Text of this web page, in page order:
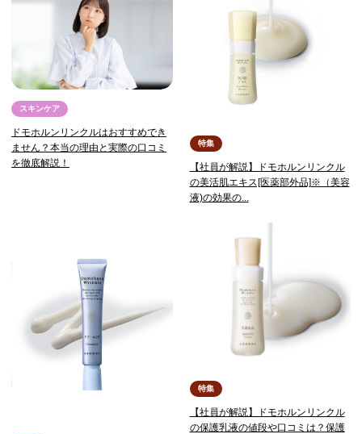
スキンケア
ドモホルンリンクルはおすすめでき
ません？本当の理由と実際の口コミ
を徹底解説！
特集
【社員が解説】ドモホルンリンクル
の美活肌エキス[医薬部外品]※（美容
液)の効果の...
特集
【社員が解説】ドモホルンリンクル
の保護乳液の値段や口コミは？保護